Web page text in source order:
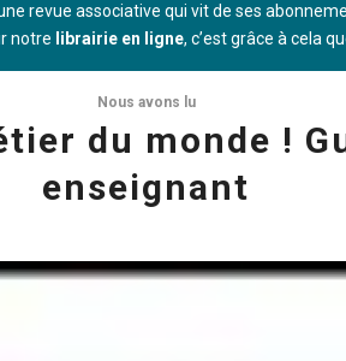
revue associative qui vit de ses
notre librairie en ligne, c’est grâce à cela
Nous avons lu
du monde !
enseignant